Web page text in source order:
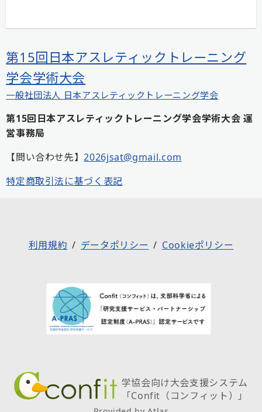
第15回日本アスレティックトレーニング
学会学術大会
一般社団法人 日本アスレティックトレーニング学会
第15回日本アスレティックトレーニング学会学術大会 運
営事務局
【問い合わせ先】2026jsat@gmail.com
特定商取引法に基づく表記
利用規約 データポリシー Cookieポリシー
学協会向け大会支援システム
「Confit（コンフィット）」